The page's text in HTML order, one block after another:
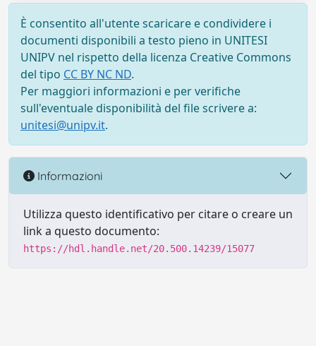
È consentito all'utente scaricare e condividere i
documenti disponibili a testo pieno in UNITESI
UNIPV nel rispetto della licenza Creative Commons
del tipo CC BY NC ND.
Per maggiori informazioni e per verifiche
sull'eventuale disponibilità del file scrivere a:
unitesi@unipv.it.
Informazioni
Utilizza questo identificativo per citare o creare un
link a questo documento:
https://hdl.handle.net/20.500.14239/15077